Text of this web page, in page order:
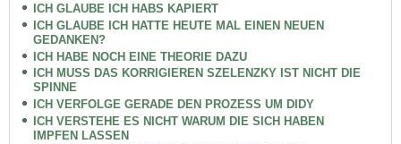
ICH GLAUBE ICH HABS KAPIERT
ICH GLAUBE ICH HATTE HEUTE MAL EINEN NEUEN
GEDANKEN?
ICH HABE NOCH EINE THEORIE DAZU
ICH MUSS DAS KORRIGIEREN SZELENZKY IST NICHT DIE
SPINNE
ICH VERFOLGE GERADE DEN PROZESS UM DIDY
ICH VERSTEHE ES NICHT WARUM DIE SICH HABEN
IMPFEN LASSEN